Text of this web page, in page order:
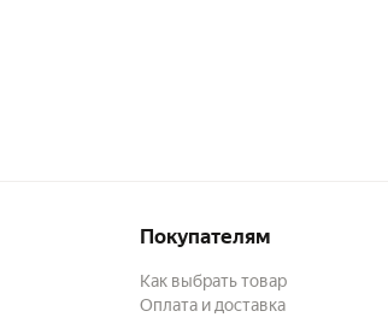
Покупателям
Как выбрать товар
Оплата и доставка